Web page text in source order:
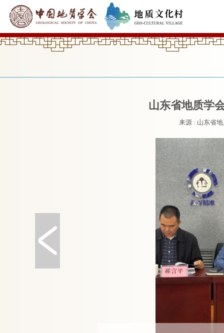
山东省地质学
来源 : 山东省